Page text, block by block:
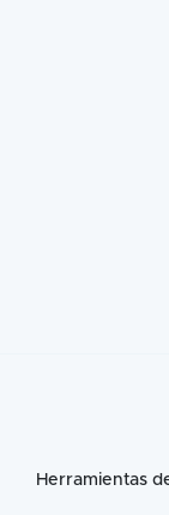
Herramientas